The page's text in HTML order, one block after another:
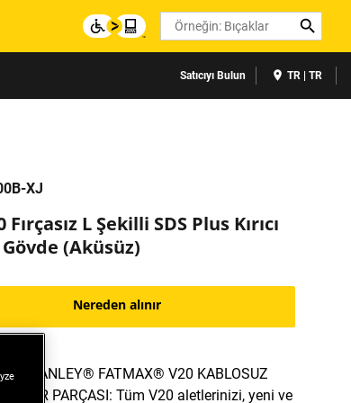
Search
Satıcıyı Bulun TR | TR
XJ
Fırçasız L Şekilli SDS Plus Kırıcı
(Aküsüz)
Nereden alınır
STANLEY® FATMAX® V20 KABLOSUZ
BİR PARÇASI: Tüm V20 aletlerinizi, yeni ve